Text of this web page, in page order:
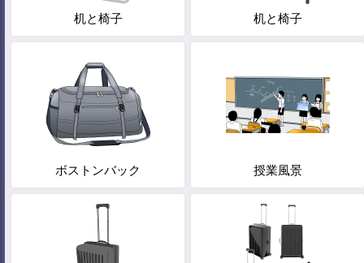
机と椅子 机と椅子
ボストンバック 授業風景